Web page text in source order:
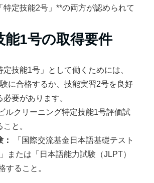
「特定技能2号」**の両方が認められて
能1号の取得要件
技能1号」として働くためには、
に合格するか、技能実習2号を良好
要があります。
ルクリーニング特定技能1号評価試
と。
「国際交流基金日本語基礎テスト
または「日本語能力試験（JLPT）
すること。